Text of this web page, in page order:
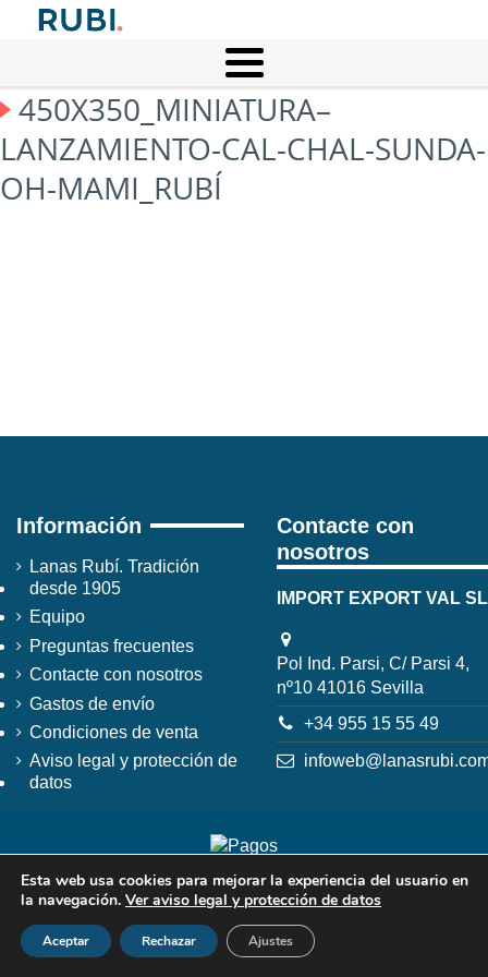
450X350_MINIATURA–
LANZAMIENTO-CAL-CHAL-SUNDA-
OH-MAMI_RUBÍ
Información
Lanas Rubí. Tradición
desde 1905
Equipo
Preguntas frecuentes
Contacte con nosotros
Gastos de envío
Condiciones de venta
Aviso legal y protección de
datos
Contacte con
nosotros
IMPORT EXPORT VAL SL
Pol Ind. Parsi, C/ Parsi 4,
nº10 41016 Sevilla
+34 955 15 55 49
Esta web usa cookies para mejorar la experiencia del usuario en
la navegación. Ver aviso legal y protección de datos
Aceptar Rechazar Ajustes